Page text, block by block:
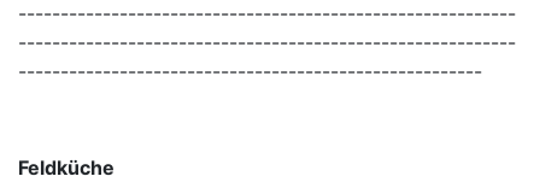
-----------------------------------------------------------
-----------------------------------------------------------
-------------------------------------------------------
Feldküche